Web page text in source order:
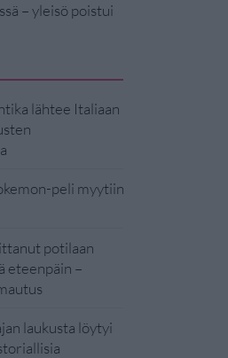
– yleisö poistui
lähtee Italiaan
peli myytiin
potilaan
eteenpäin –
laukusta löytyi